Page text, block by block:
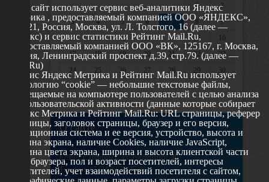
1
2
3
4 5 6 7 8
9
10
11 12 13 14 15
16
17
18 19 20 21 22
23
24
25 26 27 28 29
30
31
О сайте
629802 г. Ноябрьск, ул. Республики, 49
Телефон: +7 (3496) 35-37-49
Этот сайт использует сервис веб-аналитики Яндекс
Метрика , предоставляемый компанией ООО «ЯНДЕКС»,
119021, Россия, Москва, ул. Л. Толстого, 16 (далее —
Яндекс) и сервис статистики Рейтинг Mail.Ru,
предоставляемый компанией ООО «ВК», 125167, г. Москва,
Россия, Ленинградский проспект д.39, стр.79. (далее —
Mail.Ru)
Сервис Яндекс Метрика и Рейтинг Mail.Ru использует
технологию “cookie” — небольшие текстовые файлы,
размещаемые на компьютере пользователей с целью анализа
их пользовательской активности (данные которые собирает
Яндекс Метрика и Рейтинг Mail.Ru: URL страницы, реферер
страницы, заголовок страницы, браузер и его версия,
операционная система и ее версия, устройство, высота и
ширина экрана, наличие Cookies, наличие JavaScript,
глубина цвета экрана, ширина и высота клиентской части
окна браузера, пол и возраст посетителей, интересы
посетителей, учет взаимодействий посетителя с сайтом,